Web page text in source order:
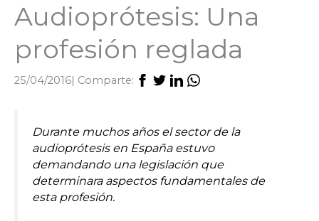
Audioprótesis: Una
profesión reglada
25/04/2016| Comparte:
Durante muchos años el sector de la
audioprótesis en España estuvo
demandando una legislación que
determinara aspectos fundamentales de
esta profesión.